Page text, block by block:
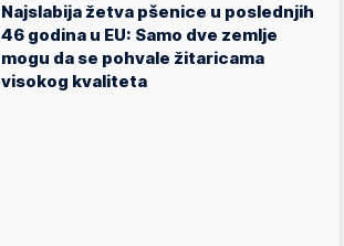
Najslabija žetva pšenice u poslednjih
46 godina u EU: Samo dve zemlje
mogu da se pohvale žitaricama
visokog kvaliteta